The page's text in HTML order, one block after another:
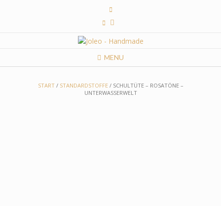
MENU
START/ STANDARDSTOFFE/ SCHULTÜTE – ROSATÖNE –
UNTERWASSERWELT